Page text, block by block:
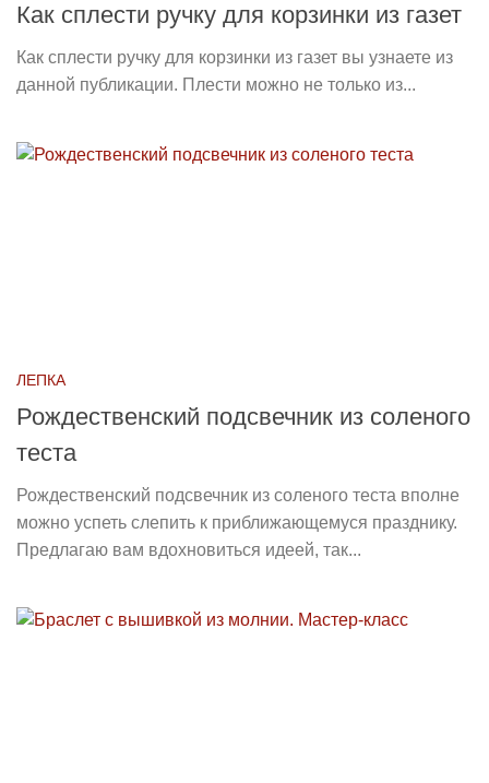
Как сплести ручку для корзинки из газет
Как сплести ручку для корзинки из газет вы узнаете из
данной публикации. Плести можно не только из...
ЛЕПКА
Рождественский подсвечник из соленого
теста
Рождественский подсвечник из соленого теста вполне
можно успеть слепить к приближающемуся празднику.
Предлагаю вам вдохновиться идеей, так...